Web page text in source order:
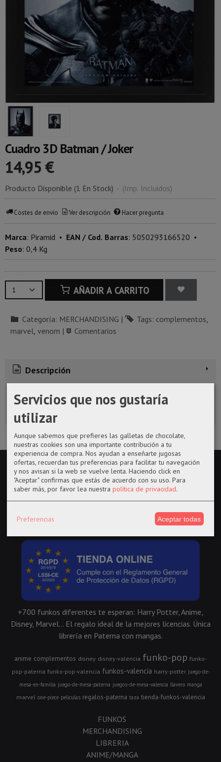
Cuadro 3D Batman / Joker
14,95 €
Producto Disponible (1 En Stock) - (Imp. Incluidos)
Costes de envío Ver descripción Hacer pregunta
Marca: Piramid • EAN / Cod. Barras: 5050293166520 •
Peso: 0,4 Kg
AÑADIR A CARRITO
Categoría: MERCHANDISING | Tags: complementos
marvel venom | Comentarios
Descripción
Costes de Envío
Comentarios
+700 funkos diferentes te esperan: Harry Potter, Anime,
Disney, Marvel... El regalo ideal de la mejores licencias. Única
librería en Paterna con mangas.
anime complementos disney disney-valencia funko-pop funko-
pop-paterna funko-pop-valencia funkos-valencia harry-potter juego-de-
mesa-en-familia juego-de-mesa-paterna juegos-de-mesa-valencia llavero manga
marvel one-piece peliculas regalos-paterna taza tienda-funkos-valencia
FUNKOS
MERCHANDISING
LIBRERIA
ANIME/MANGA
Servicios que nos gustaría
utilizar
Aunque sabemos que prefieres las galletas de chocolate,
nuestras cookies son una importante contribución a tu
experiencia de compra. Nos ayudan a enseñarte jugosas
ofertas, recuerdan tus preferencias para facilitar tu navegación
y nos avisan si la web se vuelve lenta. Haciendo click en
"Aceptar" confirmas que estás de acuerdo con su uso. Para
saber más, por favor lea nuestra política de privacidad.
Preferencias Aceptar todas